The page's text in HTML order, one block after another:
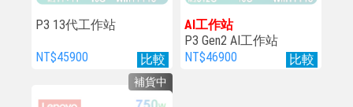
比較
P3 13代工作站
NT$45900 比較
AI工作站
P3 Gen2 AI工作站
NT$46900
補貨中